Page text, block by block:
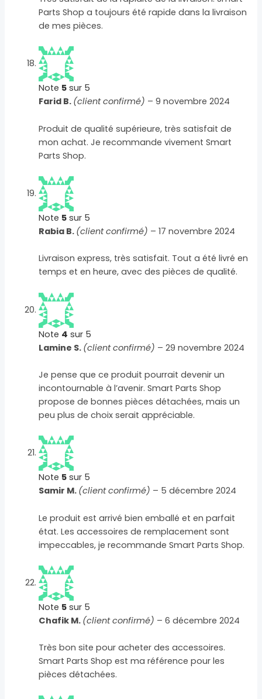
Parts Shop a toujours été rapide dans la livraison
de mes pièces.
Note 5 sur 5
Farid B. (client confirmé) – 9 novembre 2024
Produit de qualité supérieure, très satisfait de
mon achat. Je recommande vivement Smart
Parts Shop.
Note 5 sur 5
Rabia B. (client confirmé) – 17 novembre 2024
Livraison express, très satisfait. Tout a été livré en
temps et en heure, avec des pièces de qualité.
Note 4 sur 5
Lamine S. (client confirmé) – 29 novembre 2024
Je pense que ce produit pourrait devenir un
incontournable à l’avenir. Smart Parts Shop
propose de bonnes pièces détachées, mais un
peu plus de choix serait appréciable.
Note 5 sur 5
Samir M. (client confirmé) – 5 décembre 2024
Le produit est arrivé bien emballé et en parfait
état. Les accessoires de remplacement sont
impeccables, je recommande Smart Parts Shop.
Note 5 sur 5
Chafik M. (client confirmé) – 6 décembre 2024
Très bon site pour acheter des accessoires.
Smart Parts Shop est ma référence pour les
pièces détachées.